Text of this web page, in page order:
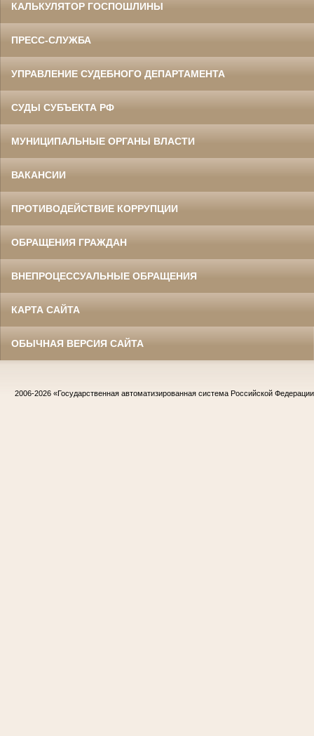
КАЛЬКУЛЯТОР ГОСПОШЛИНЫ
ПРЕСС-СЛУЖБА
УПРАВЛЕНИЕ СУДЕБНОГО ДЕПАРТАМЕНТА
СУДЫ СУБЪЕКТА РФ
МУНИЦИПАЛЬНЫЕ ОРГАНЫ ВЛАСТИ
ВАКАНСИИ
ПРОТИВОДЕЙСТВИЕ КОРРУПЦИИ
ОБРАЩЕНИЯ ГРАЖДАН
ВНЕПРОЦЕССУАЛЬНЫЕ ОБРАЩЕНИЯ
КАРТА САЙТА
ОБЫЧНАЯ ВЕРСИЯ САЙТА
2006-2026 «Государственная автоматизированная система Российской